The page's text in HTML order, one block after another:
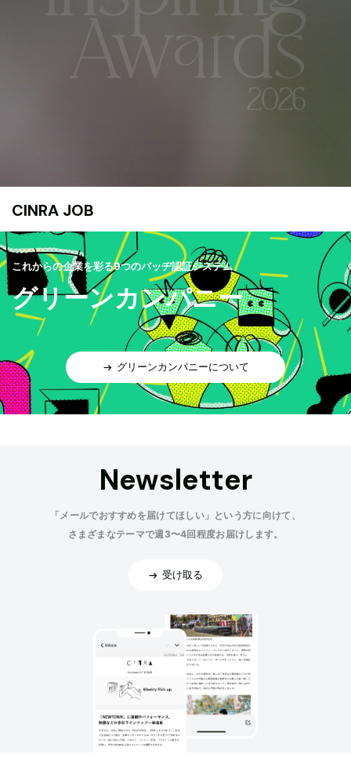
CINRA JOB
これからの企業を彩る9つのバッヂ認証システム
グリーンカンパニー
グリーンカンパニーについて
Newsletter
「メールでおすすめを届けてほしい」という方に向けて、
さまざまなテーマで週3〜4回程度お届けします。
受け取る